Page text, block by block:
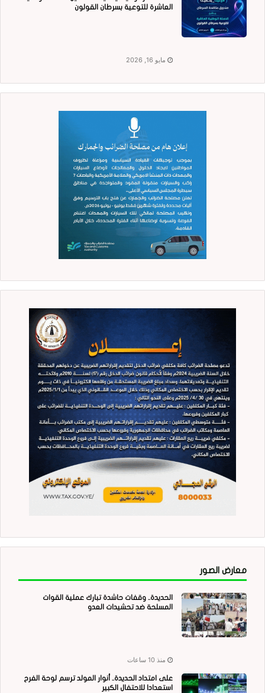
العاشرة للتوعية بسرطان القولون
مايو 16, 2026
معارض الصور
الحديدة.. وقفات حاشدة تبارك عملية القوات
المسلحة ضد تحشيدات العدو
منذ 10 ساعات
على امتداد الحديدة.. أنوار المولد ترسم لوحة الفرح
استعدادا للاحتفال الكبير